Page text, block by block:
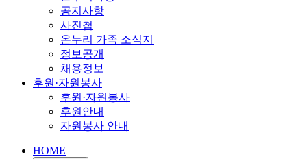
공지사항
사진첩
온누리 가족 소식지
정보공개
채용정보
후원·자원봉사
후원·자원봉사
후원안내
자원봉사 안내
HOME